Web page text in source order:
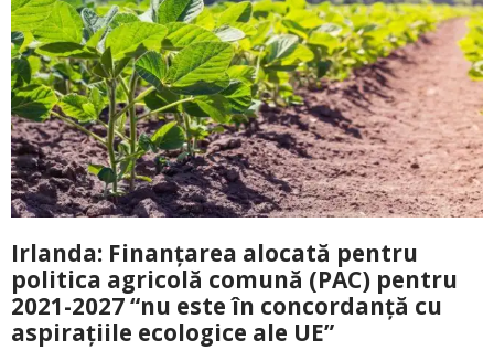
Irlanda: Finanțarea alocată pentru
politica agricolă comună (PAC) pentru
2021-2027 “nu este în concordanță cu
aspirațiile ecologice ale UE”